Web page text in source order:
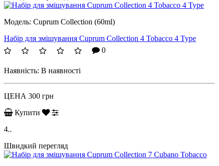
Модель: Cuprum Collection (60ml)
Набір для змішування Cuprum Collection 4 Tobacco 4 Type
0
Наявність: В наявності
ЦЕНА 300 грн
Купити
4..
Швидкий перегляд